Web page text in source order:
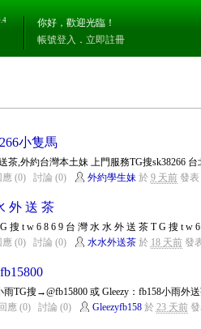
你好，歡迎光臨！
帳號登入 ． 立即註冊
小隻馬
茶,外約台灣本土妹 上門服務TG搜sk38266
應 (0) 討論 (0) 外約學生妹於 9 天前發表
外 送 茶
搜 t w 6 8 6 9 台 灣 水 水 外 送 茶 T G 搜 t w
應 (0) 討論 (0) 水水外送茶於 18 天前發
TG搜→@fb15800 或 Gleezy：fb158小雨外
回應 (0) 討論 (0) Gleezyfb158於 23 天前發